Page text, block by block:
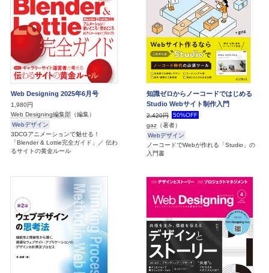
Web Designing 2025年6月号
1,980円
Web Designing編集部 （編集）
Webデザイン
3DCGアニメーションで魅せる！
「Blender & Lottie完全ガイド」／ 伝わ
るサイトの黄金ルール
知識ゼロからノーコードではじめる
Studio Webサイト制作入門
2,420円
50%OFF
gaz （著者）
Webデザイン
ノーコードでWebが作れる「Studio」の
入門書